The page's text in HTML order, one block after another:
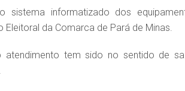
informatizado dos
da Comarca de Pará de Minas.
tem sido no sentido de